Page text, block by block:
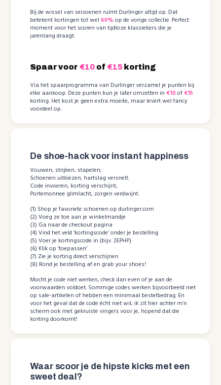
Bij de wissel van seizoenen ruimt Durlinger altijd op. Dat
betekent kortingen tot wel 60% op de vorige collectie. Perfect
moment voor het scoren van tijdloze klassiekers die je
jarenlang draagt.
Spaar voor €10 of €15 korting
Via het spaarprogramma van Durlinger verzamel je punten bij
elke aankoop. Deze punten kun je later omzetten in€10of€15
korting. Het kost je geen extra moeite, maar levert wel fancy
voordeel op.
De shoe-hack voor instant happiness
Vouwen, strijken, stapelen;
Schoenen uitkiezen, hartslag versnelt.
Code invoeren, korting verschijnt;
Portemonnee glimlacht, zorgen verdwijnt.
(1) Shop je favoriete schoenen op durlinger.com
(2) Voeg ze toe aan je winkelmandje
(3) Ga naar de checkout pagina
(4) Vind het veld ‘kortingscode’ onder je bestelling
(5) Voer je kortingscode in (bijv. 2EPHP)
(6) Klik op ’toepassen’
(7) Zie je korting direct verschijnen
(8) Rond je bestelling af en grab your shoes!
Mocht je code niet werken, check dan even of je aan de
voorwaarden voldoet. Sommige codes werken bijvoorbeeld niet
op sale-artikelen of hebben een minimaal bestelbedrag. En
voor het geval dat de code écht niet wil; ik zit hier achter m’n
scherm ook met gekruiste vingers voor je, hopend dat die
korting doorkomt!
Waar scoor je de hipste kicks met een
sweet deal?